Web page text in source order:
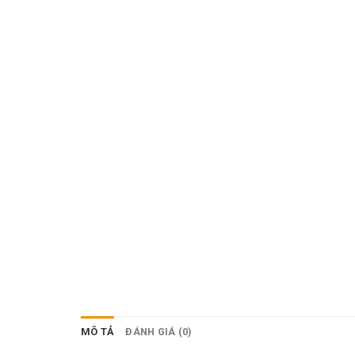
MÔ TẢ ĐÁNH GIÁ (0)